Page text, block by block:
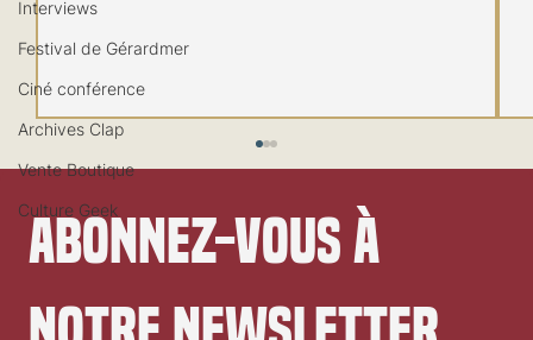
Interviews
Festival de Gérardmer
Ciné conférence
Archives Clap
Vente Boutique
Culture Geek
Abonnez-vous à